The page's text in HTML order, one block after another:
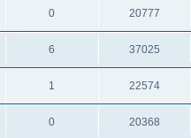
0 20777
6 37025
1 22574
0 20368